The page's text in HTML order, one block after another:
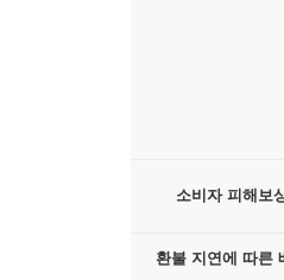
소비자 피해보
환불 지연에 따른